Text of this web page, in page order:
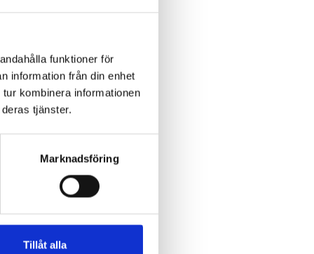
funktioner för
information från din enhet
kombinera informationen
tjänster.
Marknadsföring
Tillåt alla